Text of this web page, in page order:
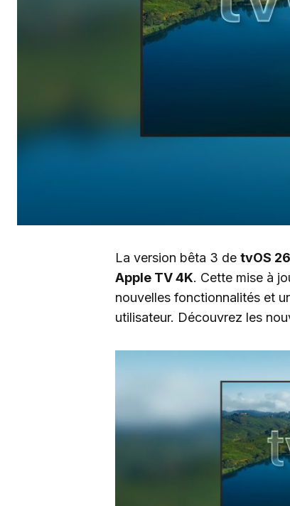
La version bêta 3 de tvOS 26
Apple TV 4K. Cette mise à
nouvelles fonctionnalités et
utilisateur. Découvrez les